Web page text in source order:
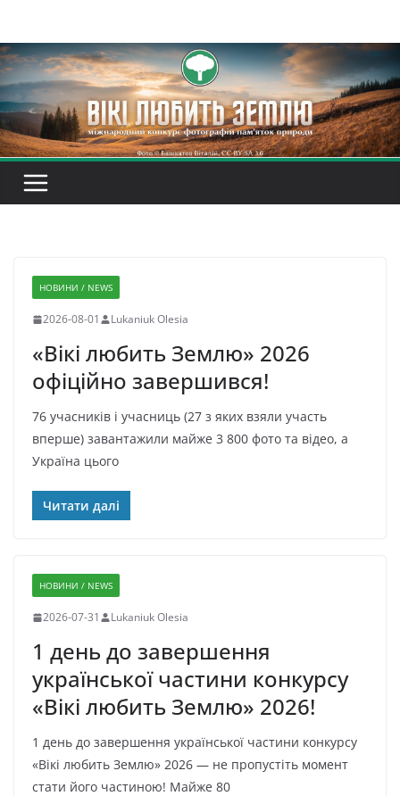
вмісту
НОВИНИ / NEWS
2026-08-01 Lukaniuk Olesia
«Вікі любить Землю» 2026
офіційно завершився!
76 учасників і учасниць (27 з яких взяли участь
вперше) завантажили майже 3 800 фото та відео, а
Україна цього
Читати далі
НОВИНИ / NEWS
2026-07-31 Lukaniuk Olesia
1 день до завершення
української частини конкурсу
«Вікі любить Землю» 2026!
1 день до завершення української частини конкурсу
«Вікі любить Землю» 2026 — не пропустіть момент
стати його частиною! Майже 80